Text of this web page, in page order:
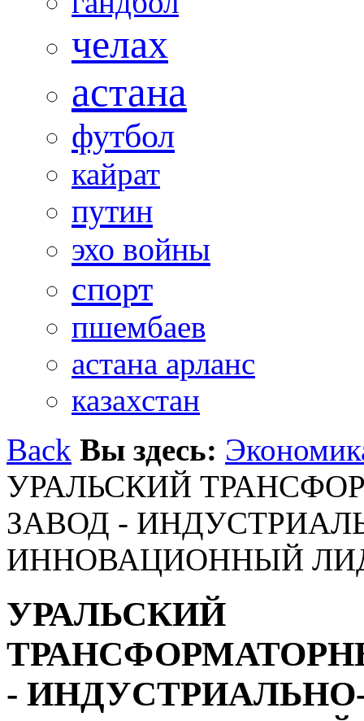
челах
астана
футбол
кайрат
путин
эхо войны
спорт
пшембаев
астана арланс
казахстан
Back Вы здесь:
УРАЛЬСКИЙ
ЗАВОД -­
ИННОВАЦИОННЫЙ
УРАЛЬСКИЙ
-­